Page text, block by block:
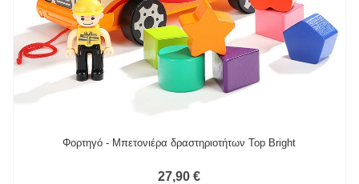
Φορτηγό - Μπετονιέρα δραστηριοτήτων Top Bright
27,90 €